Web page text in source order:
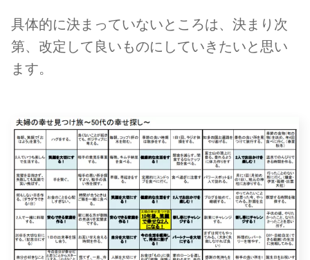
具体的に決まっていないところは、決まり次
第、改定して良いものにしていきたいと思い
ます。